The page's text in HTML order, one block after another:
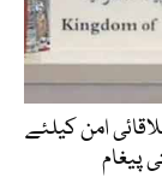
امن کیلئے
پیغام